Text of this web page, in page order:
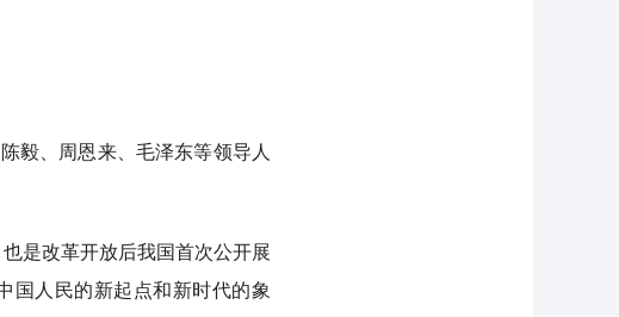
、周恩来、毛泽东等领导人
是改革开放后我国首次公开展
国人民的新起点和新时代的象